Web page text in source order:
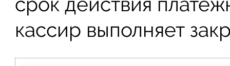
кассир выполняет